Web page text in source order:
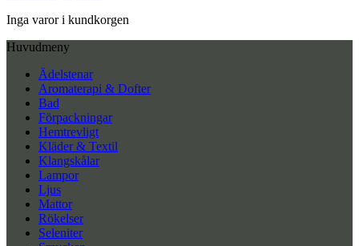
Inga varor i kundkorgen
Huvudmeny
Ädelstenar
Aromaterapi & Dofter
Bad
Förpackningar
Hemtrevligt
Kläder & Textil
Klangskålar
Lampor
Ljus
Mattor
Rökelser
Seleniter